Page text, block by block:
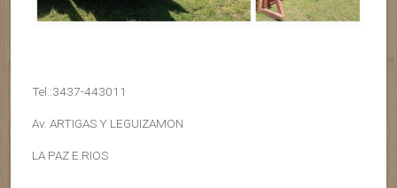
Tel.:3437-443011
Av. ARTIGAS Y LEGUIZAMON
LA PAZ E.RIOS